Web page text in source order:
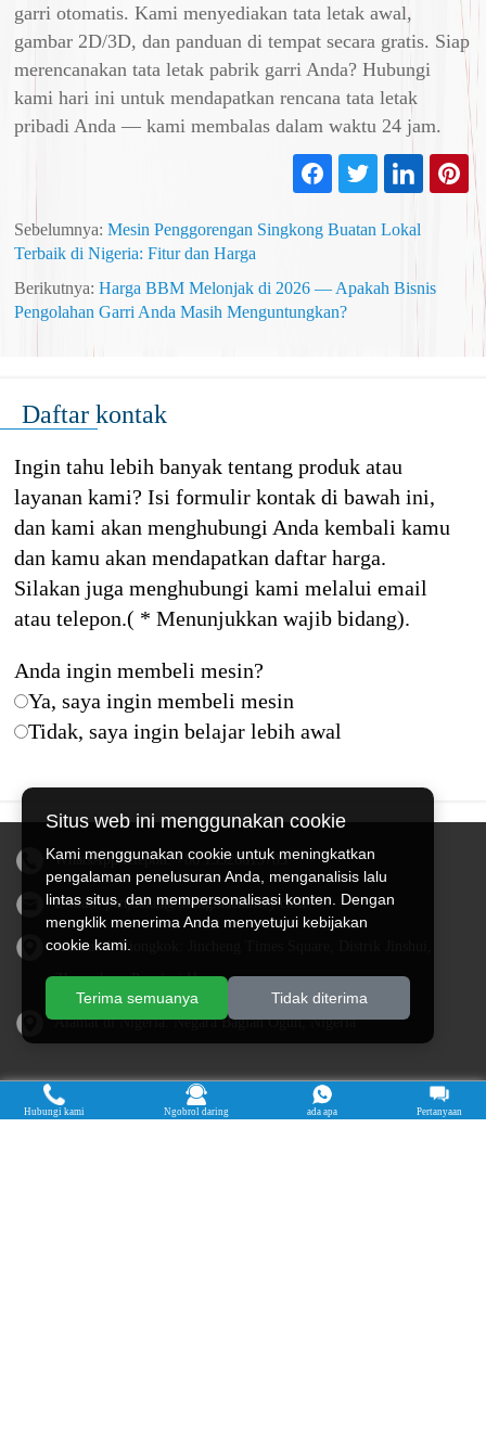
garri otomatis. Kami menyediakan tata letak awal,
gambar 2D/3D, dan panduan di tempat secara gratis. Siap
merencanakan tata letak pabrik garri Anda? Hubungi
kami hari ini untuk mendapatkan rencana tata letak
pribadi Anda — kami membalas dalam waktu 24 jam.
Sebelumnya:Mesin Penggorengan Singkong Buatan Lokal
Terbaik di Nigeria: Fitur dan Harga
Berikutnya:Harga BBM Melonjak di 2026 — Apakah Bisnis
Pengolahan Garri Anda Masih Menguntungkan?
Daftar kontak
Ingin tahu lebih banyak tentang produk atau
layanan kami? Isi formulir kontak di bawah ini,
dan kami akan menghubungi Anda kembali kamu
dan kamu akan mendapatkan daftar harga.
Silakan juga menghubungi kami melalui email
atau telepon.( * Menunjukkan wajib bidang).
Anda ingin membeli mesin?
Ya, saya ingin membeli mesin
Tidak, saya ingin belajar lebih awal
WhatsApp/telepon:+86 13526615783
E-mail:penjualan@doingmachinery.com
Alamat di Tiongkok: Jincheng Times Square, Distrik Jinshui,
Zhengzhou, Provinsi Henan
Alamat di Nigeria: Negara Bagian Ogun, Nigeria
Cassava Processing Machine
Situs web ini menggunakan cookie
Kami menggunakan cookie untuk meningkatkan
pengalaman penelusuran Anda, menganalisis lalu
lintas situs, dan mempersonalisasi konten. Dengan
mengklik menerima Anda menyetujui kebijakan
cookie kami.
Terima semuanya Tidak diterima
Hubungi kami Ngobrol daring ada apa Pertanyaan